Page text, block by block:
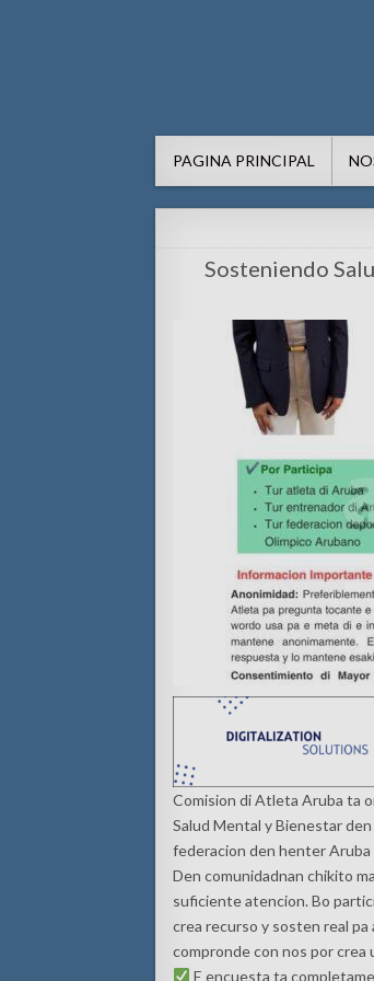
PAGINA PRINCIPAL
Sosteniendo
Comision di Atleta Aruba ta
Salud Mental y Bienestar
federacion den henter Aruba
Den comunidadnan chikito
suficiente atencion. Bo
crea recurso y sosten real
compronde con nos por crea
E encuesta ta